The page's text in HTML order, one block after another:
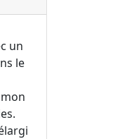
un
le